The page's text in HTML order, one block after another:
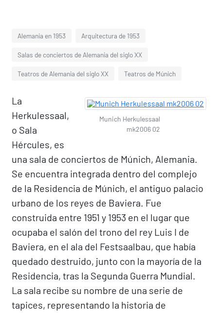
Alemania en 1953 Arquitectura de 1953
Salas de conciertos de Alemania del siglo XX
Teatros de Alemania del siglo XX Teatros de Múnich
Munich Herkulessaal
mk2006 02
La
Herkulessaal,
o Sala
Hércules, es
una sala de conciertos de Múnich, Alemania.
Se encuentra integrada dentro del complejo
de la Residencia de Múnich, el antiguo palacio
urbano de los reyes de Baviera. Fue
construida entre 1951 y 1953 en el lugar que
ocupaba el salón del trono del rey Luis I de
Baviera, en el ala del Festsaalbau, que había
quedado destruido, junto con la mayoría de la
Residencia, tras la Segunda Guerra Mundial.
La sala recibe su nombre de una serie de
tapices, representando la historia de